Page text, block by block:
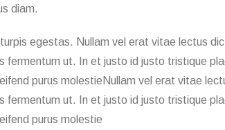
diam.
egestas. Nullam vel erat vitae lectus
ut. In et justo id justo tristique
purus molestieNullam vel erat vitae
ut. In et justo id justo tristique
purus molestie